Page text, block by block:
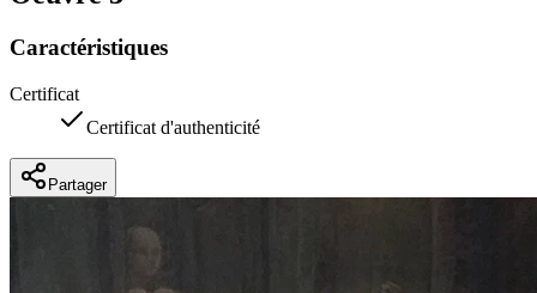
Caractéristiques
Certificat
Certificat d'authenticité
Partager